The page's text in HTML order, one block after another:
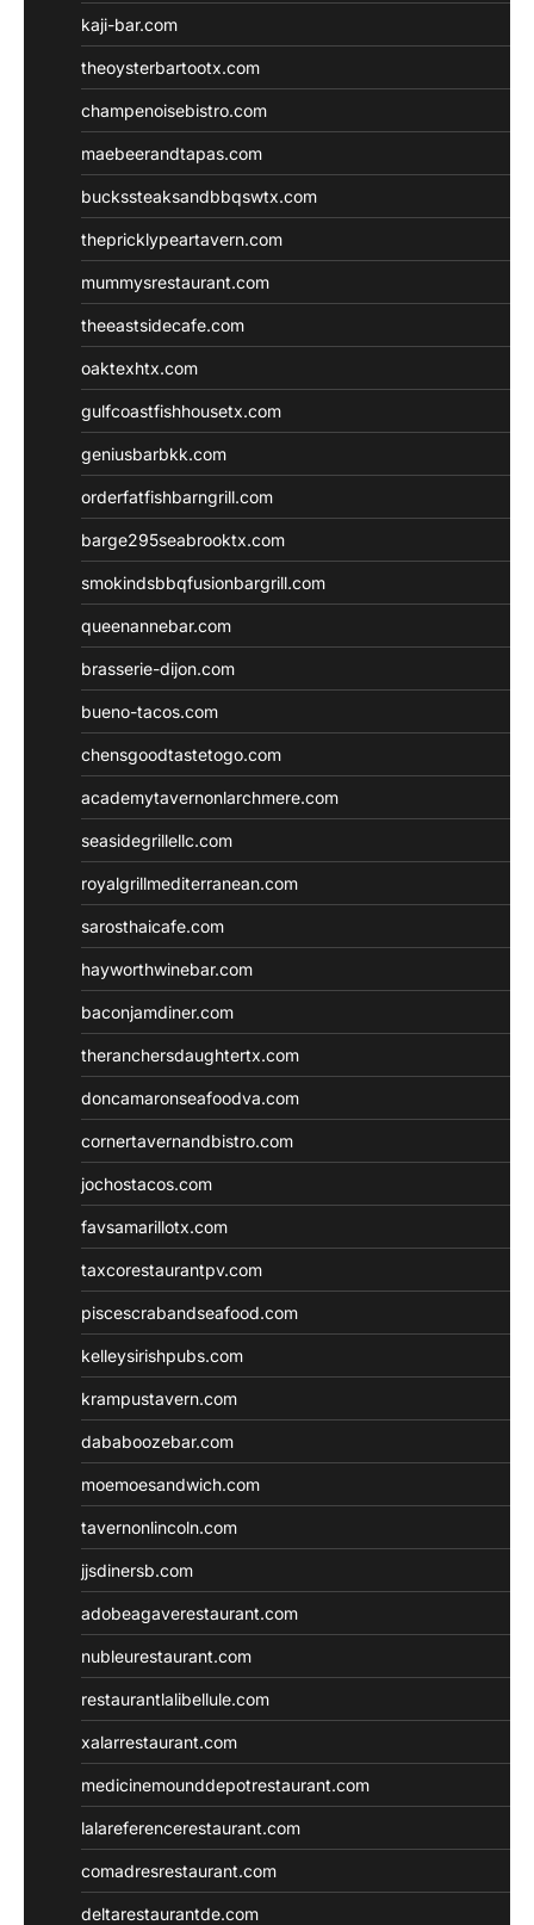
kaji-bar.com
theoysterbartootx.com
champenoisebistro.com
maebeerandtapas.com
buckssteaksandbbqswtx.com
thepricklypeartavern.com
mummysrestaurant.com
theeastsidecafe.com
oaktexhtx.com
gulfcoastfishhousetx.com
geniusbarbkk.com
orderfatfishbarngrill.com
barge295seabrooktx.com
smokindsbbqfusionbargrill.com
queenannebar.com
brasserie-dijon.com
bueno-tacos.com
chensgoodtastetogo.com
academytavernonlarchmere.com
seasidegrillellc.com
royalgrillmediterranean.com
sarosthaicafe.com
hayworthwinebar.com
baconjamdiner.com
theranchersdaughtertx.com
doncamaronseafoodva.com
cornertavernandbistro.com
jochostacos.com
favsamarillotx.com
taxcorestaurantpv.com
piscescrabandseafood.com
kelleysirishpubs.com
krampustavern.com
dababoozebar.com
moemoesandwich.com
tavernonlincoln.com
jjsdinersb.com
adobeagaverestaurant.com
nubleurestaurant.com
restaurantlalibellule.com
xalarrestaurant.com
medicinemounddepotrestaurant.com
lalareferencerestaurant.com
comadresrestaurant.com
deltarestaurantde.com